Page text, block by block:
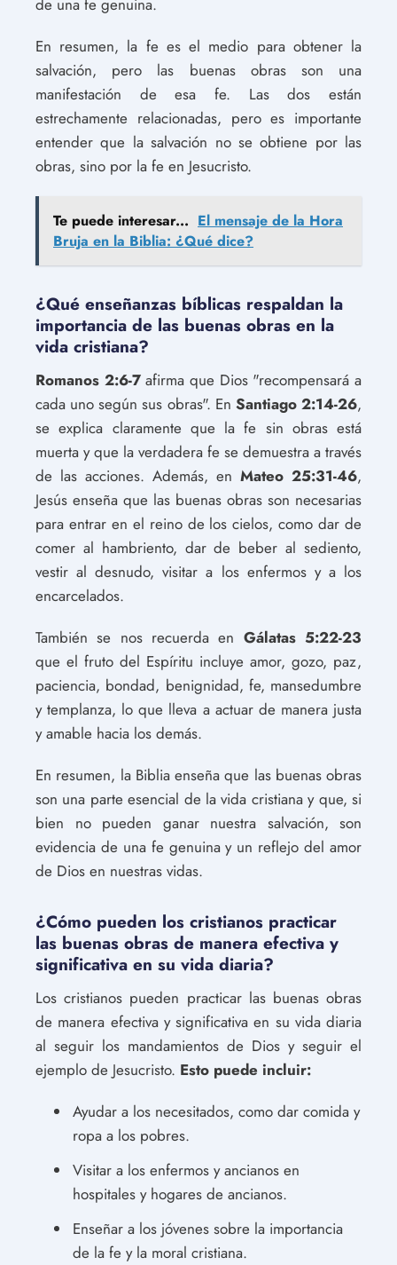
En resumen, la fe es el medio para obtener la
salvación, pero las buenas obras son una
manifestación de esa fe. Las dos están
estrechamente relacionadas, pero es importante
entender que la salvación no se obtiene por las
obras, sino por la fe en Jesucristo.
Te puede interesar... El mensaje de la Hora
Bruja en la Biblia: ¿Qué dice?
¿Qué enseñanzas bíblicas respaldan la
importancia de las buenas obras en la
vida cristiana?
Romanos 2:6-7afirma que Dios "recompensará a
cada uno según sus obras". En Santiago 2:14-26,
se explica claramente que la fe sin obras está
muerta y que la verdadera fe se demuestra a través
de las acciones. Además, en Mateo 25:31-46,
Jesús enseña que las buenas obras son necesarias
para entrar en el reino de los cielos, como dar de
comer al hambriento, dar de beber al sediento,
vestir al desnudo, visitar a los enfermos y a los
encarcelados.
También se nos recuerda en Gálatas 5:22-23
que el fruto del Espíritu incluye amor, gozo, paz,
paciencia, bondad, benignidad, fe, mansedumbre
y templanza, lo que lleva a actuar de manera justa
y amable hacia los demás.
En resumen, la Biblia enseña que las buenas obras
son una parte esencial de la vida cristiana y que, si
bien no pueden ganar nuestra salvación, son
evidencia de una fe genuina y un reflejo del amor
de Dios en nuestras vidas.
¿Cómo pueden los cristianos practicar
las buenas obras de manera efectiva y
significativa en su vida diaria?
Los cristianos pueden practicar las buenas obras
de manera efectiva y significativa en su vida diaria
al seguir los mandamientos de Dios y seguir el
ejemplo de Jesucristo. Esto puede incluir:
Ayudar a los necesitados, como dar comida y
ropa a los pobres.
Visitar a los enfermos y ancianos en
hospitales y hogares de ancianos.
Enseñar a los jóvenes sobre la importancia
de la fe y la moral cristiana.